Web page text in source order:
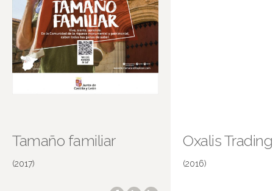
Tamaño familiar
(2017)
Oxalis
(2016)